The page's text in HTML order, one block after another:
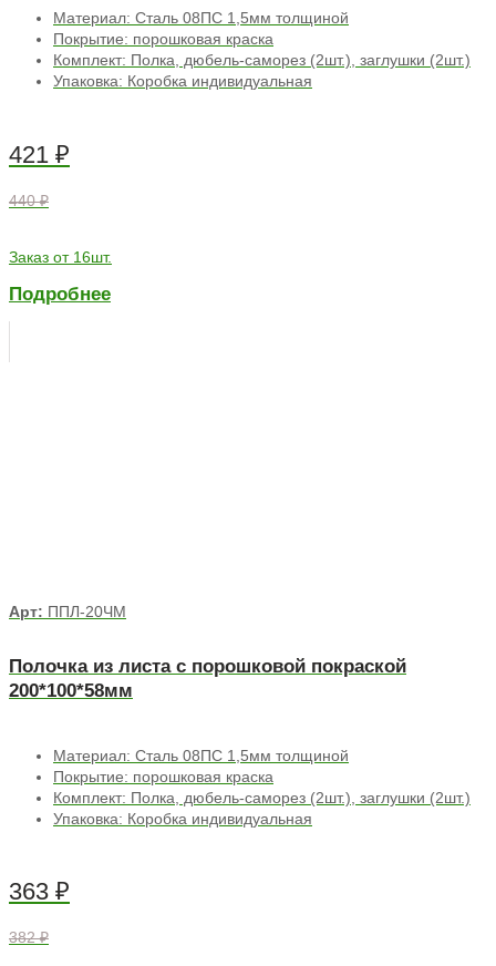
Материал: Сталь 08ПС 1,5мм толщиной
Покрытие: порошковая краска
Комплект: Полка, дюбель-саморез (2шт.), заглушки (2шт.)
Упаковка: Коробка индивидуальная
421 ₽
440 ₽
Заказ от 16шт.
Подробнее
Арт: ППЛ-20ЧМ
Полочка из листа с порошковой покраской
200*100*58мм
Материал: Сталь 08ПС 1,5мм толщиной
Покрытие: порошковая краска
Комплект: Полка, дюбель-саморез (2шт.), заглушки (2шт.)
Упаковка: Коробка индивидуальная
363 ₽
382 ₽